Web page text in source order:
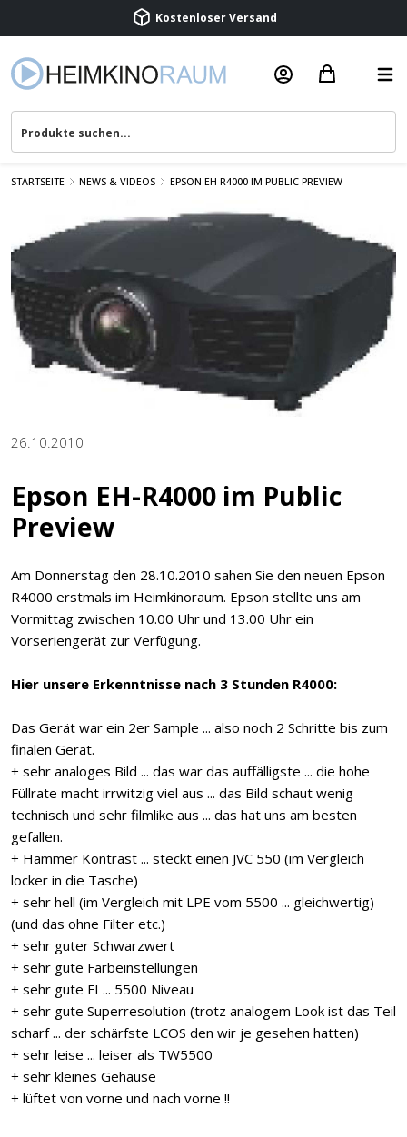
Beratung & Service
STARTSEITE NEWS & VIDEOS EPSON EH-R4000 IM PUBLIC PREVIEW
26.10.2010
Epson EH-R4000 im Public
Preview
Am Donnerstag den 28.10.2010 sahen Sie den neuen Epson
R4000 erstmals im Heimkinoraum. Epson stellte uns am
Vormittag zwischen 10.00 Uhr und 13.00 Uhr ein
Vorseriengerät zur Verfügung.
Hier unsere Erkenntnisse nach 3 Stunden R4000:
Das Gerät war ein 2er Sample ... also noch 2 Schritte bis zum
finalen Gerät.
+ sehr analoges Bild ... das war das auffälligste ... die hohe
Füllrate macht irrwitzig viel aus ... das Bild schaut wenig
technisch und sehr filmlike aus ... das hat uns am besten
gefallen.
+ Hammer Kontrast ... steckt einen JVC 550 (im Vergleich
locker in die Tasche)
+ sehr hell (im Vergleich mit LPE vom 5500 ... gleichwertig)
(und das ohne Filter etc.)
+ sehr guter Schwarzwert
+ sehr gute Farbeinstellungen
+ sehr gute FI ... 5500 Niveau
+ sehr gute Superresolution (trotz analogem Look ist das Teil
scharf ... der schärfste LCOS den wir je gesehen hatten)
+ sehr leise ... leiser als TW5500
+ sehr kleines Gehäuse
+ lüftet von vorne und nach vorne !!